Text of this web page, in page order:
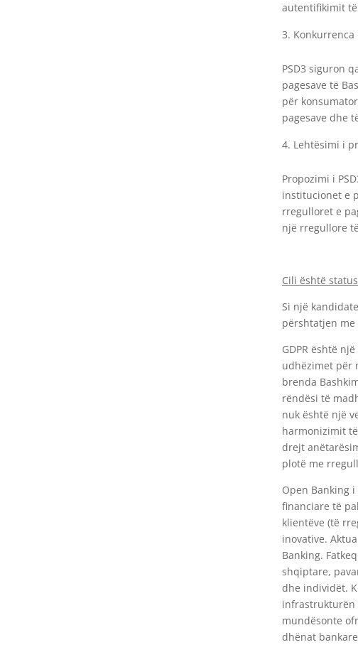
autentifikimit
PSD3 siguron
pagesave të
për
pagesave dhe
Lehtësimi i
Propozimi i
institucionet e
rregulloret e
një rregullore
Cili është
Si një
përshtatjen
GDPR është
udhëzimet për
brenda
rëndësi të
nuk është një
harmonizimit
drejt
plotë me
Open Banking
financiare të
klientëve (të
inovative.
Banking.
shqiptare,
dhe individët.
infrastrukturën
mundësonte
dhënat